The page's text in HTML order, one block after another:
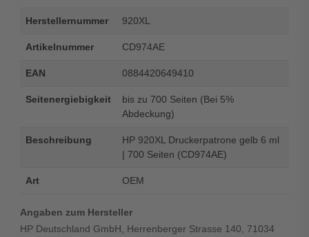
Herstellernummer 920XL
Artikelnummer CD974AE
EAN 0884420649410
Seitenergiebigkeit
bis zu 700 Seiten (Bei 5%
Abdeckung)
Beschreibung
HP 920XL Druckerpatrone gelb 6 ml
| 700 Seiten (CD974AE)
Art OEM
Angaben zum Hersteller
HP Deutschland GmbH, Herrenberger Strasse 140, 71034